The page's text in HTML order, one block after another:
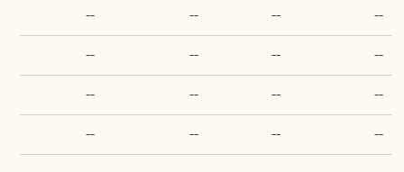
--
--
--
--
--
--
--
--
--
--
--
--
--
--
--
--